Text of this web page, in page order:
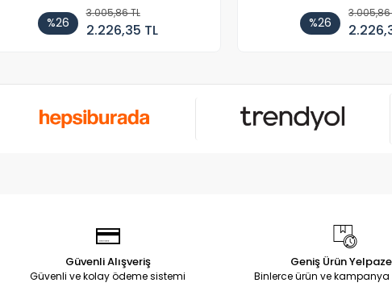
%26
3.005,86 TL
2.226,35 TL %26
3.005,86
Güvenli Alışveriş
Güvenli ve kolay ödeme sistemi
Geniş Ürün
Binlerce ürün ve kampanya